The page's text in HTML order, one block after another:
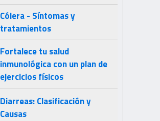
Cólera - Síntomas y
tratamientos
Fortalece tu salud
inmunológica con un plan de
ejercicios físicos
Diarreas: Clasificación y
Causas